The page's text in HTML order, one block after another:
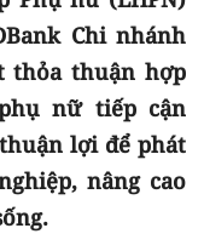
Chi nhánh
thỏa thuận hợp
nữ tiếp cận
lợi để phát
nâng cao